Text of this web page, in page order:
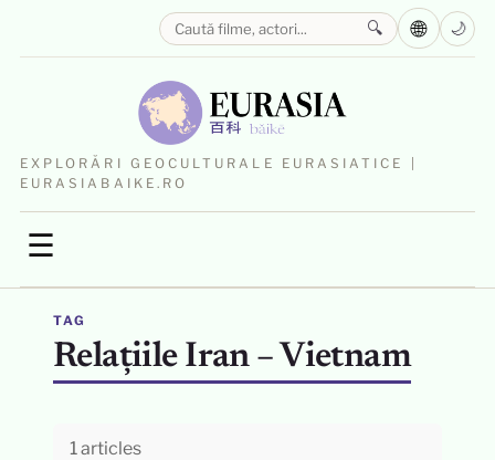
EXPLORĂRI GEOCULTURALE EURASIATICE |
EURASIABAIKE.RO
☰
🔍 🌐 🌙
TAG
Relațiile Iran – Vietnam
1 articles